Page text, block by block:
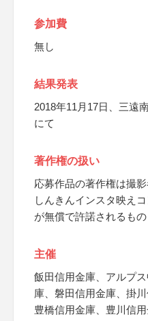
参加費
無し
結果発表
2018年11月17日、三遠
にて
著作権の扱い
応募作品の著作権は撮
しんきんインスタ映え
が無償で許諾されるも
主催
飯田信用金庫、アルプ
庫、磐田信用金庫、掛
豊橋信用金庫、豊川信